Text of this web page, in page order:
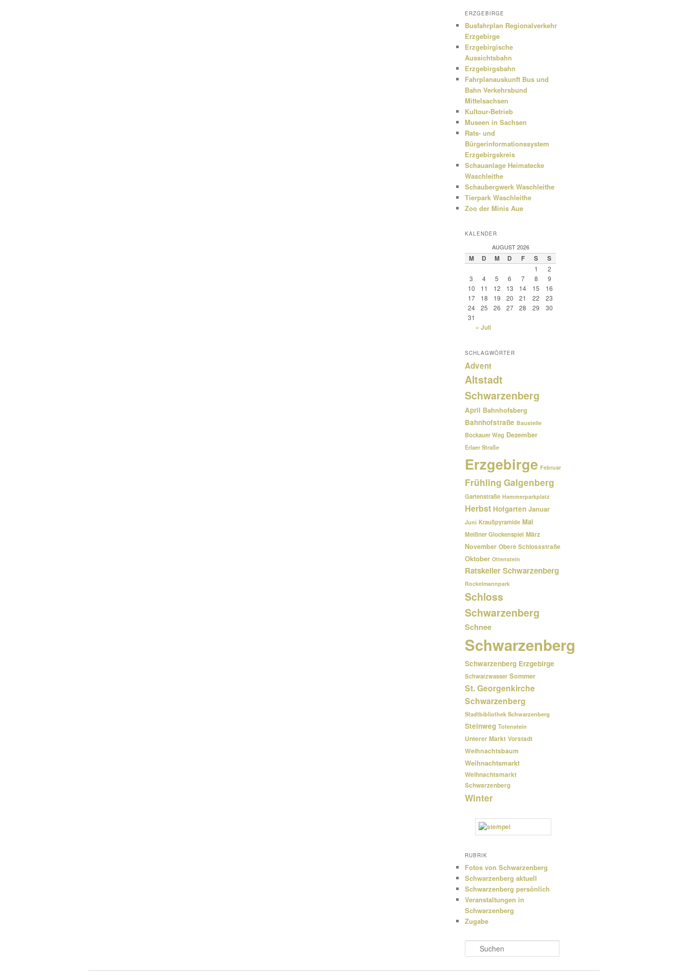
ERZGEBIRGE
Busfahrplan Regionalverkehr
Erzgebirge
Erzgebirgische
Aussichtsbahn
Erzgebirgsbahn
Fahrplanauskunft Bus und
Bahn Verkehrsbund
Mittelsachsen
Kultour-Betrieb
Museen in Sachsen
Rats- und
Bürgerinformationssystem
Erzgebirgskreis
Schauanlage Heimatecke
Waschleithe
Schaubergwerk Waschleithe
Tierpark Waschleithe
Zoo der Minis Aue
KALENDER
AUGUST 2026
M D M D F S S
1
2
3
4 5 6 7 8
9
10
11 12 13 14 15
16
17
18 19 20 21 22
23
24
25 26 27 28 29
30
31
« Juli
SCHLAGWÖRTER
Advent
Altstadt
Schwarzenberg
April Bahnhofsberg
Bahnhofstraße Baustelle
Bockauer Weg Dezember
Erlaer Straße
Erzgebirge Februar
Frühling Galgenberg
Gartenstraße Hammerparkplatz
Herbst Hofgarten Januar
Juni Kraußpyramide Mai
Meißner Glockenspiel März
November Obere Schlossstraße
Oktober Ottenstein
Ratskeller Schwarzenberg
Rockelmannpark
Schloss
Schwarzenberg
Schnee
Schwarzenberg
Schwarzenberg Erzgebirge
Schwarzwasser Sommer
St. Georgenkirche
Schwarzenberg
Stadtbibliothek Schwarzenberg
Steinweg Totenstein
Unterer Markt Vorstadt
Weihnachtsbaum
Weihnachtsmarkt
Weihnachtsmarkt
Schwarzenberg
Winter
RUBRIK
Fotos von Schwarzenberg
Schwarzenberg aktuell
Schwarzenberg persönlich
Veranstaltungen in
Schwarzenberg
Zugabe
u